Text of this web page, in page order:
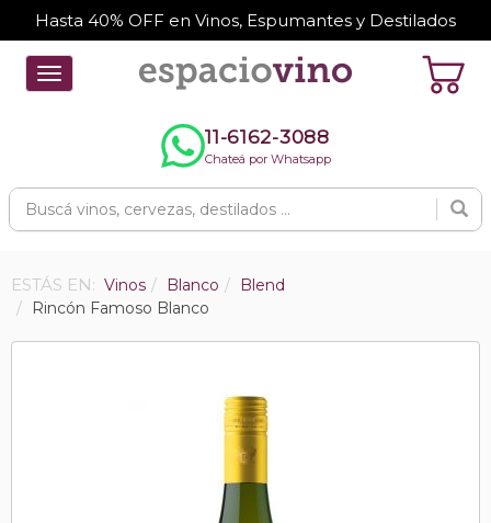
Hasta 40% OFF en Vinos, Espumantes y Destilados
Toggle
navigation
11-6162-3088
Chateá por Whatsapp
ESTÁS EN: Vinos Blanco
Blend
Rincón Famoso Blanco